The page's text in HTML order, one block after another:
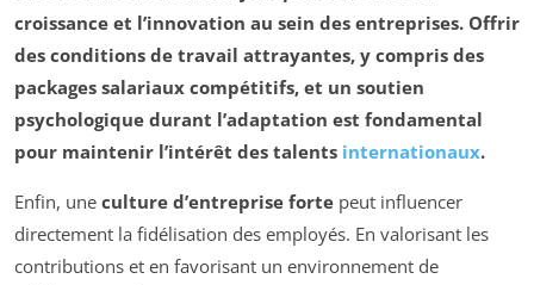
croissance et l’innovation au sein des entreprises. Offrir
des conditions de travail attrayantes, y compris des
packages salariaux compétitifs, et un soutien
psychologique durant l’adaptation est fondamental
pour maintenir l’intérêt des talents internationaux.
Enfin, une culture d’entreprise forte peut influencer
directement la fidélisation des employés. En valorisant les
contributions et en favorisant un environnement de